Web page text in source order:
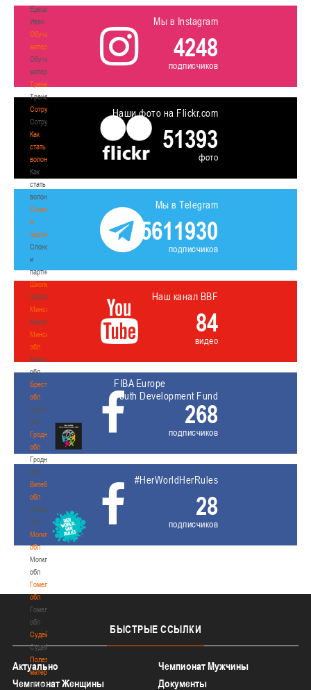
Едешко
Иван
Обучающие
материалы
Обучающие
материалы
Тренерам
Тренерам
Сотрудничество
Сотрудничество
Как
стать
волонтером
Как
стать
волонтером
Спонсоры
и
партнеры
Спонсоры
и
партнеры
Школы
Школы
Минск
Минск
Минская
обл
Минская
обл
Брестская
обл
Брестская
обл
Гродненская
обл
Гродненская
обл
Витебская
обл
Витебская
обл
Могилевская
обл
Могилевская
обл
Гомельская
обл
Гомельская
обл
Судейство
Судейство
Полезные
материалы
Полезные
Мы в Instagram
4248
подписчиков
Наши фото на Flickr.com
51393
фото
Мы в Telegram
5611930
подписчиков
Наш канал BBF
84
видео
FIBA Europe
Youth Development Fund
268
подписчиков
#HerWorldHerRules
28
подписчиков
БЫСТРЫЕ ССЫЛКИ
Актуально
Чемпионат Мужчины
Чемпионат Женщины
Документы